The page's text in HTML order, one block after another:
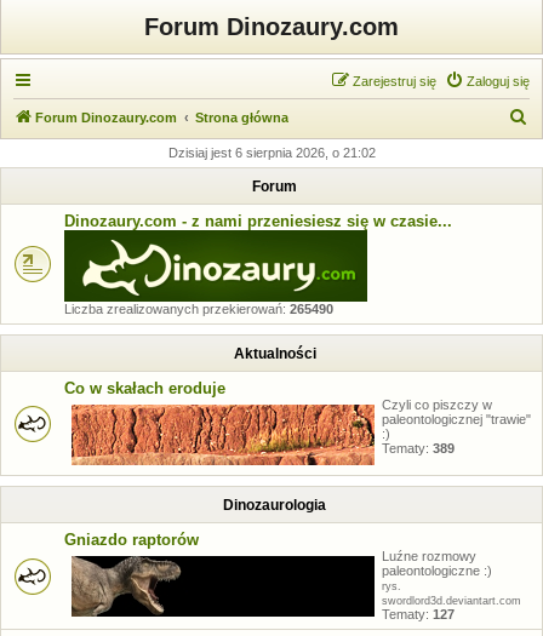
Forum Dinozaury.com
Zaloguj się
Zarejestruj się
Forum Dinozaury.com Strona główna
k
Dzisiaj jest 6 sierpnia 2026, o 21:02
Forum
Dinozaury.com - z nami przeniesiesz się w czasie...
Liczba zrealizowanych przekierowań: 265490
Aktualności
Co w skałach eroduje
Czyli co piszczy w
paleontologicznej "trawie"
:)
Tematy: 389
Dinozaurologia
Gniazdo raptorów
Luźne rozmowy
paleontologiczne :)
rys.
swordlord3d.deviantart.com
Tematy: 127